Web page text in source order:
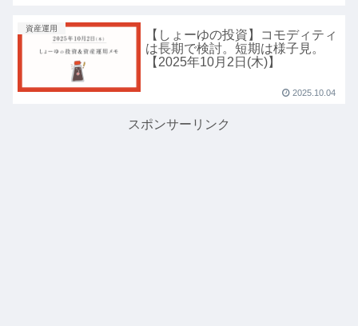
資産運用
【しょーゆの投資】コモディティ
は長期で検討。短期は様子見。
【2025年10月2日(木)】
2025.10.04
スポンサーリンク